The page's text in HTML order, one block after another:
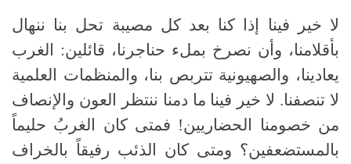
لا خير فينا إذا كنا بعد كل مصيبة تحل بنا ننهال
بأقلامنا، وأن نصرخ بملء حناجرنا، قائلين: الغرب
يعادينا، والصهيونية تتربص بنا، والمنظمات العلمية
لا تنصفنا. لا خير فينا ما دمنا ننتظر العون والإنصاف
من خصومنا الحضاريين! فمتى كان الغربُ حليماً
بالمستضعفين؟ ومتى كان الذئب رفيقاً بالخراف